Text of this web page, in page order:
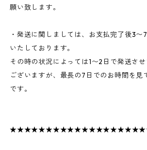
願い致します。
・発送に関しましては、お支払完了後3〜
いたしております。
その時の状況によっては1〜2日で発送さ
ございますが、最長の7日でのお時間を見
です。